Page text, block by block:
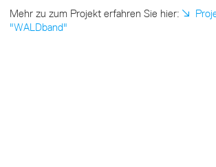
Mehr zu zum Projekt erfahren Sie hier:
"WALDband"